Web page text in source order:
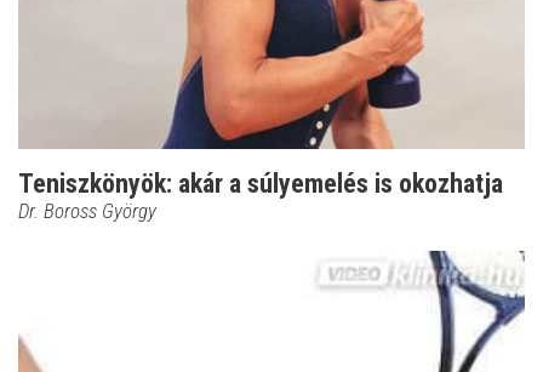
Teniszkönyök: akár a súlyemelés is okozhatja
Dr. Boross György